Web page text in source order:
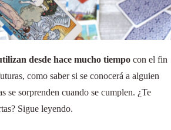
desde hace mucho tiempo con el fin
como saber si se conocerá a alguien
se sorprenden cuando se cumplen. ¿Te
Sigue leyendo.